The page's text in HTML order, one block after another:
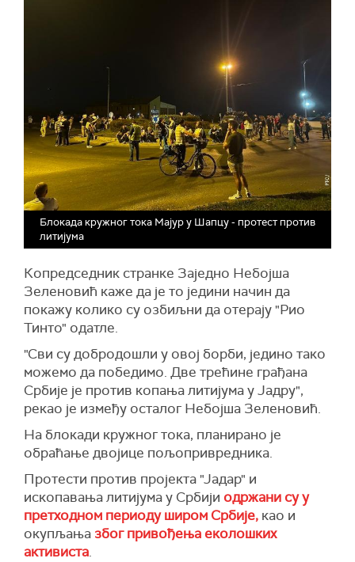
Блокада кружног тока Мајур у Шапцу - протест против
литијума
Копредседник странке Заједно Небојша
Зеленовић каже да је то једини начин да
покажу колико су озбиљни да отерају "Рио
Тинто" одатле.
"Сви су добродошли у овој борби, једино тако
можемо да победимо. Две трећине грађана
Србије је против копања литијума у Јадру",
рекао је између осталог Небојша Зеленовић.
На блокади кружног тока, планирано је
обраћање двојице пољопривредника.
Протести против пројекта "Јадар" и
ископавања литијума у Србији одржани су у
претходном периоду широм Србије, као и
окупљања због привођења еколошких
активиста.